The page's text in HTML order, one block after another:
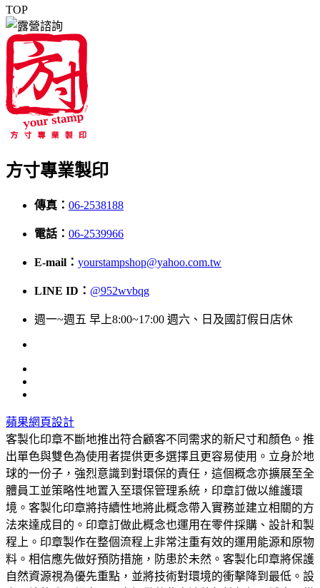
TOP
方寸專業製印
傳真： 06-2538188
電話： 06-2539966
E-mail： yourstampshop@yahoo.com.tw
LINE ID： @952wvbqg
週一~週五 早上8:00~17:00 週六、日及國訂假日店休
蘋果網頁設計
客製化印章不斷地推出符合顧客不同需求的新尺寸和顏色。推
出單色與雙色為使用者提供更多選擇且更容易使用。立身於地
球的一份子，強烈意識到對環保的責任，這個概念亦擴展至全
體員工並策略性地置入至環保管理系統，印章訂做以維護環
境。客製化印章將持續性地將此概念帶入實務並建立相關的方
法來達成目的。印章訂做此概念也運用在零件採購、設計和製
程上。印章製作在整個流程上非常注重有效的運用能源和原物
料。相信應先做好預防措施，防患於未然。客製化印章將保護
自然資源視為優先重點，並將技術對環境的衝擊降到最低。設